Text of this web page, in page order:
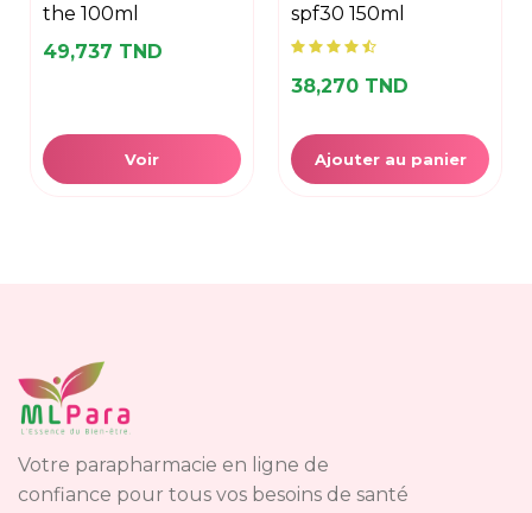
the 100ml
49,737 TND
Voir
spf30 150ml
38,270 TND
Ajouter au panier
Votre parapharmacie en ligne de
confiance pour tous vos besoins de santé